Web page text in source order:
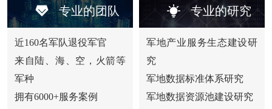
专业的团队
近160名军队退役军官
来自陆、海、空，火箭等
军种
拥有6000+服务案例
专业的研究
军地产业服务生态建设研
究
军地数据标准体系研究
军地数据资源池建设研究